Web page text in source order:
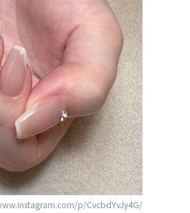
p/CvcbdYvJy4G/